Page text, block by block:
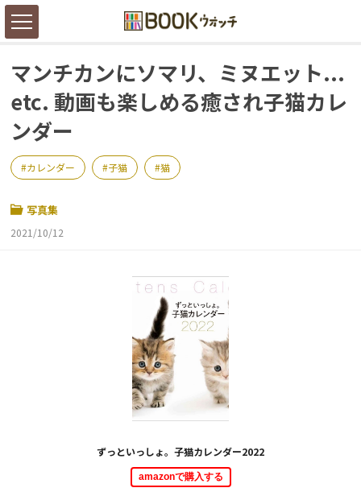
マンチカンにソマリ、ミヌエット...
etc. 動画も楽しめる癒され子猫カレ
ンダー
カレンダー 子猫 猫
写真集
2021/10/12
ずっといっしょ。子猫カレンダー2022
amazonで購入する